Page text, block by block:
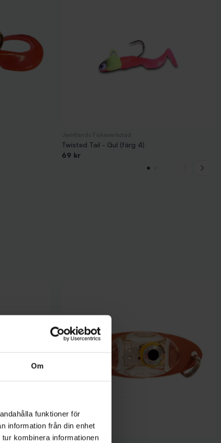
Om
funktioner för
information från din enhet
kombinera informationen
Twisted Tail - Gul (färg 4)
69 kr